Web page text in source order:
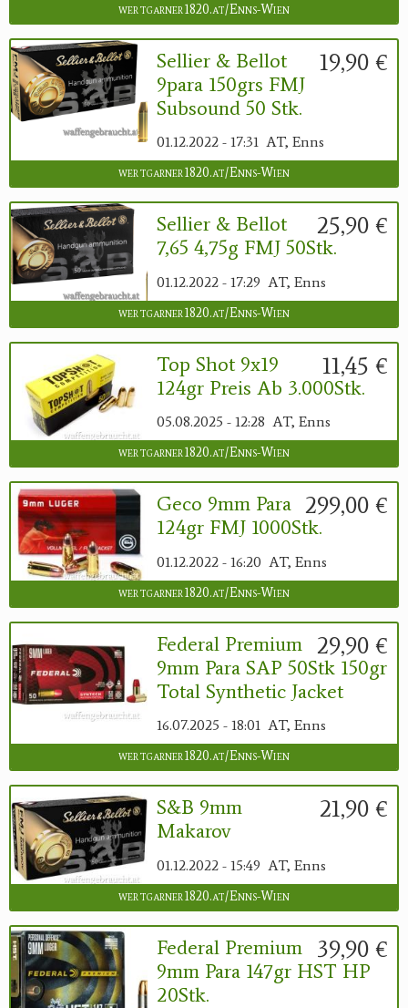
wertgarner1820.at/Enns-Wien
19,90 €
Sellier & Bellot
9para 150grs FMJ
Subsound 50 Stk.
01.12.2022 - 17:31 AT, Enns
wertgarner1820.at/Enns-Wien
25,90 €
Sellier & Bellot
7,65 4,75g FMJ 50Stk.
01.12.2022 - 17:29 AT, Enns
wertgarner1820.at/Enns-Wien
11,45 €
Top Shot 9x19
124gr Preis Ab 3.000Stk.
05.08.2025 - 12:28 AT, Enns
wertgarner1820.at/Enns-Wien
299,00 €
Geco 9mm Para
124gr FMJ 1000Stk.
01.12.2022 - 16:20 AT, Enns
wertgarner1820.at/Enns-Wien
29,90 €
Federal Premium
9mm Para SAP 50Stk 150gr
Total Synthetic Jacket
16.07.2025 - 18:01 AT, Enns
wertgarner1820.at/Enns-Wien
21,90 €
S&B 9mm
Makarov
01.12.2022 - 15:49 AT, Enns
wertgarner1820.at/Enns-Wien
39,90 €
Federal Premium
9mm Para 147gr HST HP
20Stk.